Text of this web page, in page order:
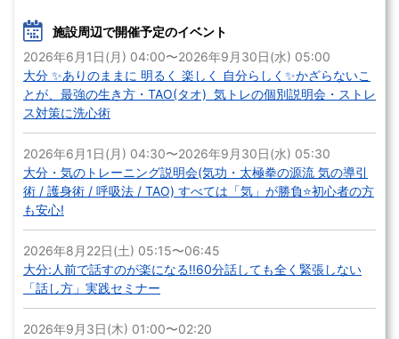
施設周辺で開催予定のイベント
2026年6月1日(月) 04:00〜2026年9月30日(水) 05:00
大分 ✨️ありのままに 明るく 楽しく 自分らしく️✨️かざらないこ
とが、最強の生き方・TAO(タオ) 気トレの個別説明会・ストレ
ス対策に洗心術
2026年6月1日(月) 04:30〜2026年9月30日(水) 05:30
大分・気のトレーニング説明会(気功・太極拳の源流 気の導引
術 / 護身術 / 呼吸法 / TAO) すべては「気」が勝負⭐初心者の方
も安心!
2026年8月22日(土) 05:15〜06:45
大分:人前で話すのが楽になる!!60分話しても全く緊張しない
「話し方」実践セミナー
2026年9月3日(木) 01:00〜02:20